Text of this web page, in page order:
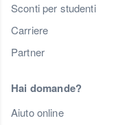
Sconti per studenti
Carriere
Partner
Hai domande?
Aiuto online